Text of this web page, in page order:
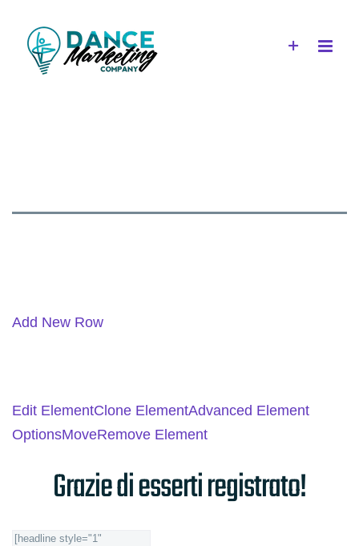
contenuto
Add New Row
Edit ElementClone ElementAdvanced Element
OptionsMoveRemove Element
Grazie di esserti registrato!